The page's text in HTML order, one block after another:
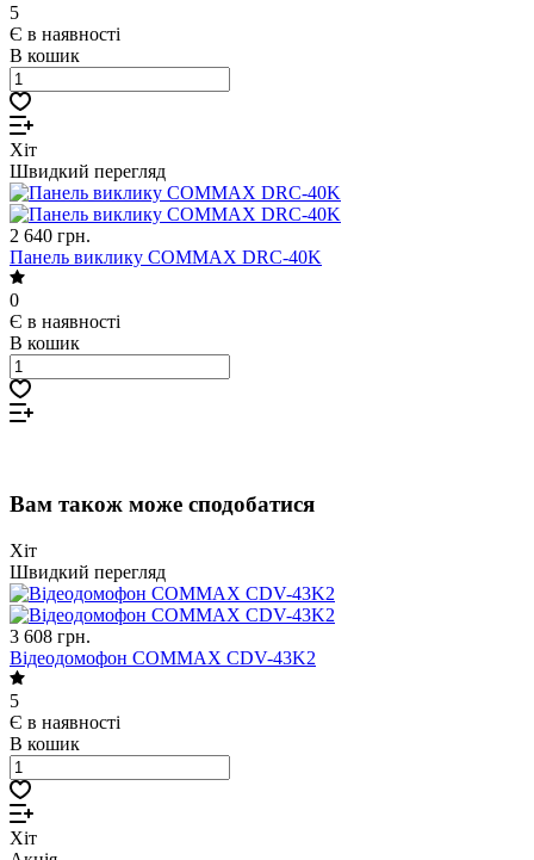
5
Є в наявності
В кошик
Хіт
Швидкий перегляд
2 640 грн.
Панель виклику COMMAX DRC-40K
0
Є в наявності
В кошик
Вам також може сподобатися
Хіт
Швидкий перегляд
3 608 грн.
Відеодомофон COMMAX CDV-43K2
5
Є в наявності
В кошик
Хіт